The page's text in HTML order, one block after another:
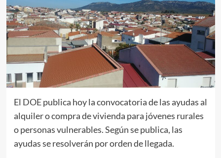
El DOEpublica hoy la convocatoria de las ayudas al
alquiler o compra de vivienda para jóvenes rurales
o personas vulnerables. Según se publica, las
ayudas se resolverán por orden de llegada.